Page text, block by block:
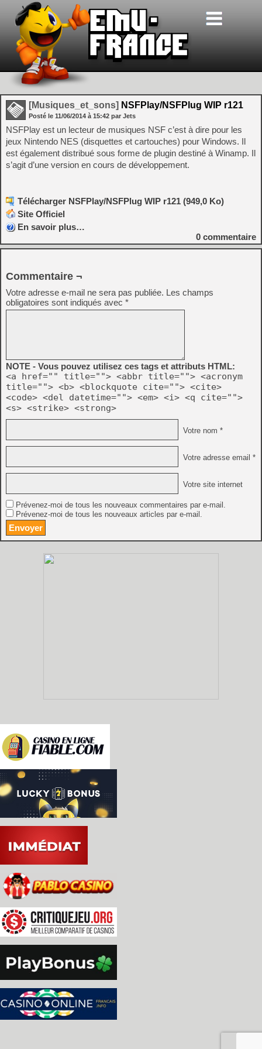
[Musiques_et_sons] NSFPlay/NSFPlug WIP r121
Posté le 11/06/2014 à 15:42 par Jets
NSFPlay est un lecteur de musiques NSF c’est à dire pour les
jeux Nintendo NES (disquettes et cartouches) pour Windows. Il
est également distribué sous forme de plugin destiné à Winamp. Il
s’agit d’une version en cours de développement.
Télécharger NSFPlay/NSFPlug WIP r121 (949,0 Ko)
Site Officiel
En savoir plus…
0 commentaire
Commentaire ¬
Votre adresse e-mail ne sera pas publiée. Les champs
obligatoires sont indiqués avec *
NOTE - Vous pouvez utilisez ces tags et attributs HTML:
<a href="" title=""> <abbr title=""> <acronym
title=""> <b> <blockquote cite=""> <cite>
<code> <del datetime=""> <em> <i> <q cite="">
<s> <strike> <strong>
Votre nom *
Votre adresse email *
Votre site internet
Prévenez-moi de tous les nouveaux commentaires par e-mail.
Prévenez-moi de tous les nouveaux articles par e-mail.